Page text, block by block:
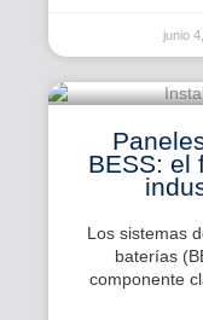
junio
BESS: el
Los sistemas
baterías
componente